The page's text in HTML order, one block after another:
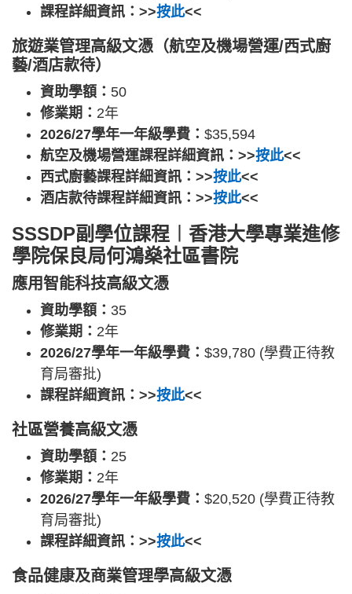
課程詳細資訊：>>按此<<
旅遊業管理高級文憑（航空及機場營運/西式廚
藝/酒店款待）
資助學額： 50
修業期： 2年
2026/27學年一年級學費： $35,594
航空及機場營運課程詳細資訊：>>按此<<
西式廚藝課程詳細資訊：>>按此<<
酒店款待課程詳細資訊：>>按此<<
SSSDP副學位課程︱香港大學專業進修
學院保良局何鴻燊社區書院
應用智能科技高級文憑
資助學額： 35
修業期： 2年
2026/27學年一年級學費： $39,780 (學費正待教
育局審批)
課程詳細資訊：>>按此<<
社區營養高級文憑
資助學額： 25
修業期： 2年
2026/27學年一年級學費： $20,520 (學費正待教
育局審批)
課程詳細資訊：>>按此<<
食品健康及商業管理學高級文憑